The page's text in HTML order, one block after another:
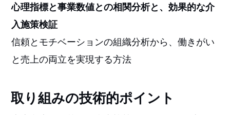
心理指標と事業数値との相関分析と、効果的な介
入施策検証
信頼とモチベーションの組織分析から、働きがい
と売上の両立を実現する方法
取り組みの技術的ポイント